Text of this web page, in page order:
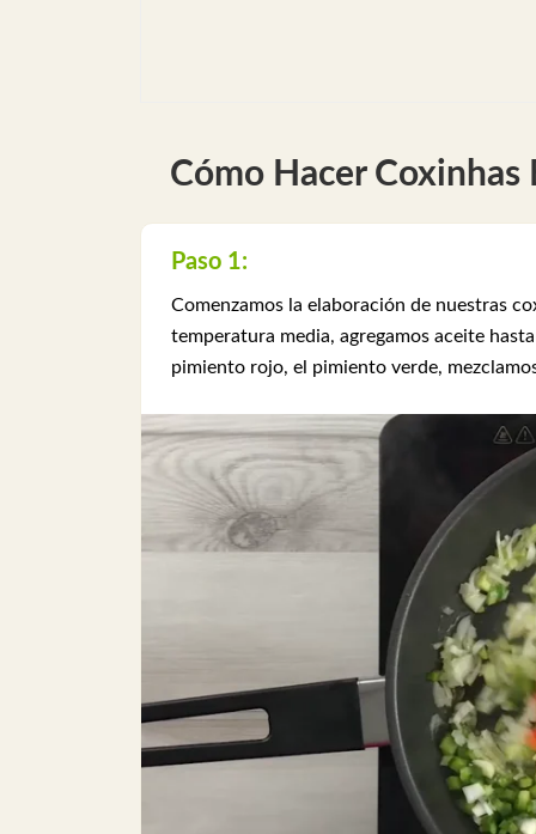
Cómo Hacer Coxinhas
Paso 1:
Comenzamos la elaboración de nuestras
temperatura media, agregamos aceite
pimiento rojo, el pimiento verde,